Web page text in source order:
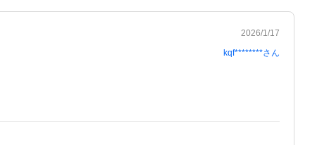
2026/1/17
kqf********さん